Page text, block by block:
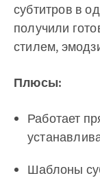
субтитров в
получили
стилем,
Плюсы:
Работает
Шаблоны